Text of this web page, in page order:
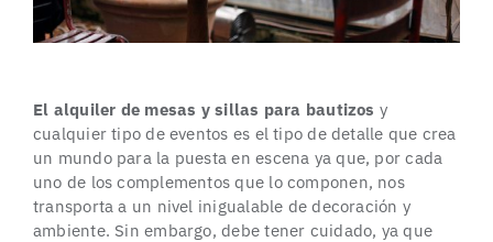
El alquiler de mesas y sillas para bautizos y
cualquier tipo de eventos es el tipo de detalle que crea
un mundo para la puesta en escena ya que, por cada
uno de los complementos que lo componen, nos
transporta a un nivel inigualable de decoración y
ambiente. Sin embargo, debe tener cuidado, ya que